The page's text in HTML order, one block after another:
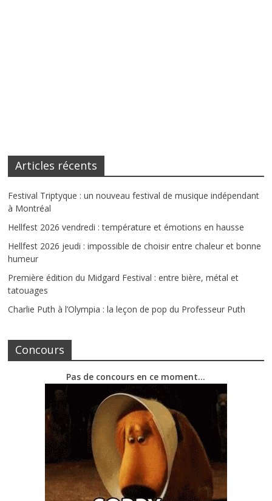
Articles récents
Festival Triptyque : un nouveau festival de musique indépendant
à Montréal
Hellfest 2026 vendredi : température et émotions en hausse
Hellfest 2026 jeudi : impossible de choisir entre chaleur et bonne
humeur
Première édition du Midgard Festival : entre bière, métal et
tatouages
Charlie Puth à l’Olympia : la leçon de pop du Professeur Puth
Concours
Pas de concours en ce moment…